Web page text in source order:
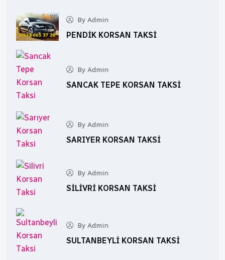
By Admin
PENDIK KORSAN TAKSI
By Admin
SANCAK TEPE KORSAN TAKSI
By Admin
SARIYER KORSAN TAKSI
By Admin
SILIVRI KORSAN TAKSI
By Admin
SULTANBEYLI KORSAN TAKSI